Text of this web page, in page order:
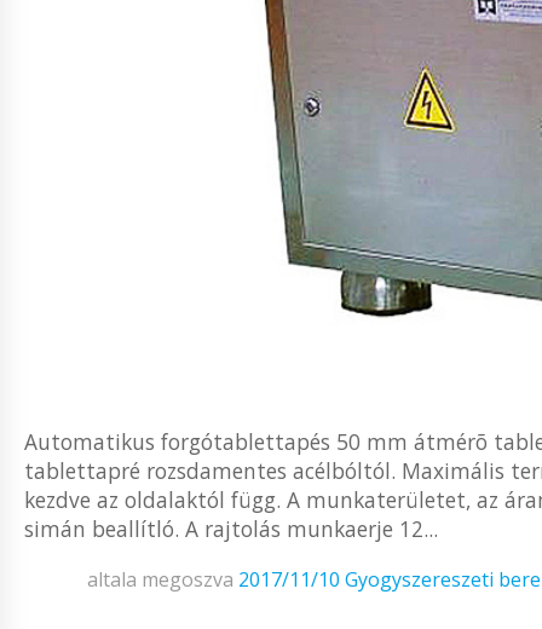
Automatikus forgótablettapés 50 mm átmérõ
tablettapré rozsdamentes acélbóltól. Maximális
kezdve az oldalaktól függ. A munkaterületet, az
simán beallítló. A rajtolás munkaerje 12...
altala megoszva 2017/11/10 Gyogyszereszeti